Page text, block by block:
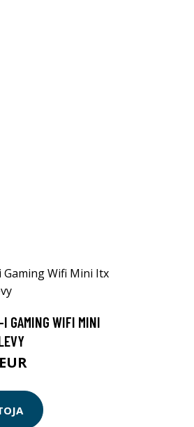
GAMING WIFI MINI